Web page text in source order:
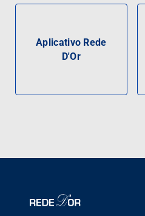
Aplicativo Rede
D'Or